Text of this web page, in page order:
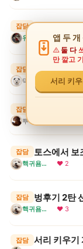
잡담 유후 부산가
유후눈나 ❤ 4
잡담 서리 키우기
덕구 ❤ 2
잡담 드디어..휴
뿌꾸엉아
잡담 토스에서 보
핵귀욤서리 ❤ 2
잡담 벙후기 2탄
핵귀욤서리 ❤ 3
잡담 서리 키우기
앱 두 개
둘 다
만 깔고
서리 키